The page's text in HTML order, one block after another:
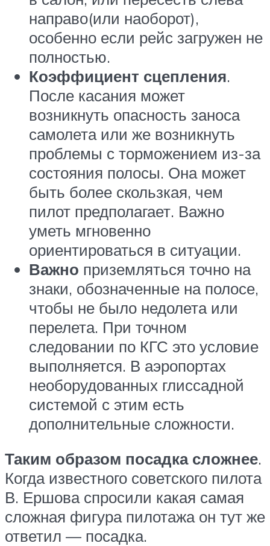
направо(или наоборот),
особенно если рейс загружен не
полностью.
Коэффициент сцепления.
После касания может
возникнуть опасность заноса
самолета или же возникнуть
проблемы с торможением из-за
состояния полосы. Она может
быть более скользкая, чем
пилот предполагает. Важно
уметь мгновенно
ориентироваться в ситуации.
Важно приземляться точно на
знаки, обозначенные на полосе,
чтобы не было недолета или
перелета. При точном
следовании по КГС это условие
выполняется. В аэропортах
необорудованных глиссадной
системой с этим есть
дополнительные сложности.
Таким образом посадка сложнее.
Когда известного советского пилота
В. Ершова спросили какая самая
сложная фигура пилотажа он тут же
ответил — посадка.